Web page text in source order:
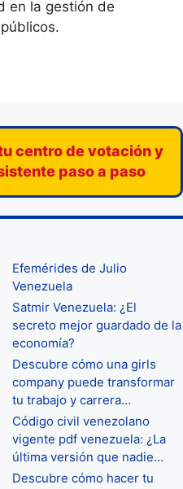
en la gestión de
centro de votación y
paso a paso
Efemérides de Julio
Venezuela
Satmir Venezuela: ¿El
secreto mejor guardado de la
economía?
Descubre cómo una girls
company puede transformar
tu trabajo y carrera…
Código civil venezolano
vigente pdf venezuela: ¿La
última versión que nadie…
Descubre cómo hacer tu